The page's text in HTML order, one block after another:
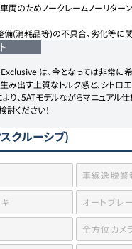
のためノークレームノーリター
(消耗品等)の不具合、劣化等に関
は、今となっては非常に希
出す上質なトルク感と、シトロ
り、5ATモデルながらマニュアル
ください！
クルーシブ)
車線逸脱警
オートブレ
全方位カメ